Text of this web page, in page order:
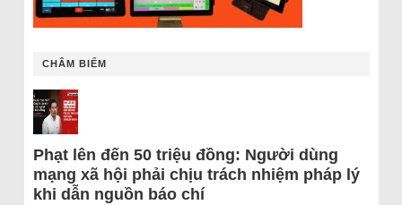
CHÂM BIẾM
Phạt lên đến 50 triệu đồng: Người dùng
mạng xã hội phải chịu trách nhiệm pháp lý
khi dẫn nguồn báo chí